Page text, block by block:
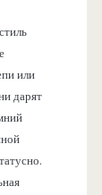
или
дарят